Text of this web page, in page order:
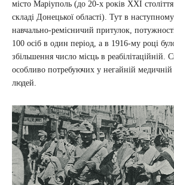
місто Маріуполь (до 20-х років ХХІ
складі Донецької області). Тут в
навчально-ремісничий притулок,
100 осіб в один період, а в 1916-му році
збільшення число місць в реабілітаційній.
особливо потребуючих у негайній
людей.